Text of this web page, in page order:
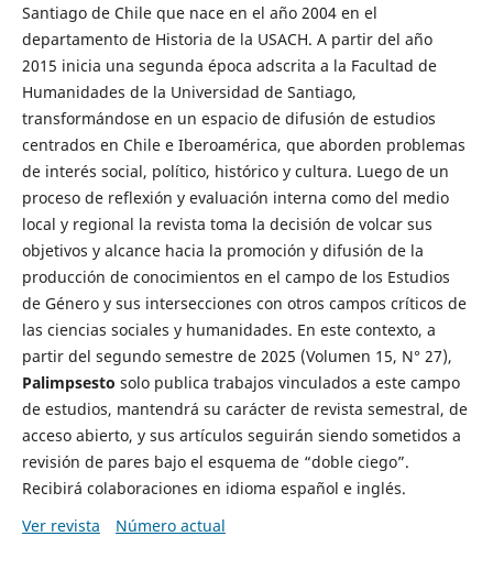
Santiago de Chile que nace en el año 2004 en el
departamento de Historia de la USACH. A partir del año
2015 inicia una segunda época adscrita a la Facultad de
Humanidades de la Universidad de Santiago,
transformándose en un espacio de difusión de estudios
centrados en Chile e Iberoamérica, que aborden problemas
de interés social, político, histórico y cultura. Luego de un
proceso de reflexión y evaluación interna como del medio
local y regional la revista toma la decisión de volcar sus
objetivos y alcance hacia la promoción y difusión de la
producción de conocimientos en el campo de los Estudios
de Género y sus intersecciones con otros campos críticos de
las ciencias sociales y humanidades. En este contexto, a
partir del segundo semestre de 2025 (Volumen 15, N° 27),
Palimpsesto solo publica trabajos vinculados a este campo
de estudios, mantendrá su carácter de revista semestral, de
acceso abierto, y sus artículos seguirán siendo sometidos a
revisión de pares bajo el esquema de “doble ciego”.
Recibirá colaboraciones en idioma español e inglés.
Ver revista
Número actual